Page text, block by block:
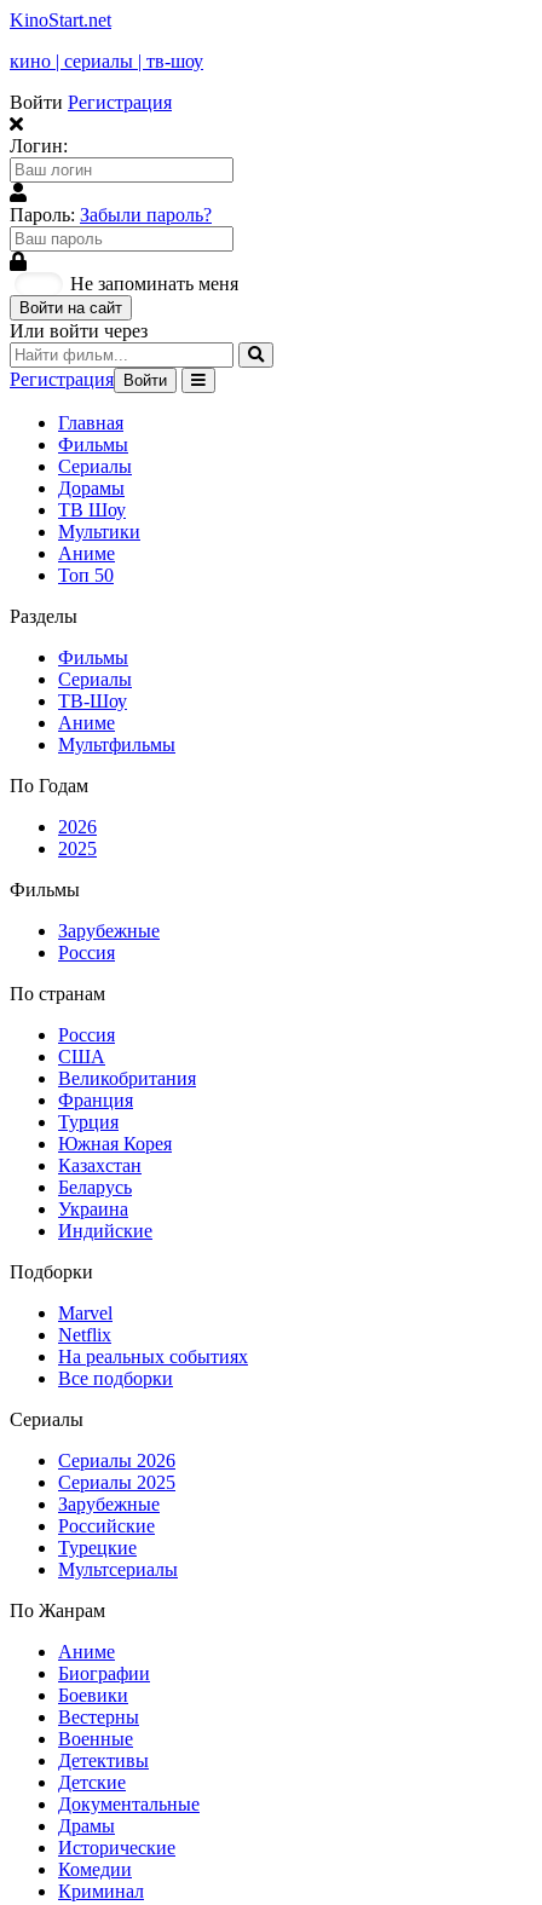
KinoStart.net
кино | сериалы | тв-шоу
Войти Регистрация
Логин:
Пароль: Забыли пароль?
Не запоминать меня
Войти на сайт
Или войти через
Регистрация Войти
Главная
Фильмы
Сериалы
Дорамы
ТВ Шоу
Мультики
Аниме
Топ 50
Разделы
Фильмы
Сериалы
ТВ-Шоу
Аниме
Мультфильмы
По Годам
2026
2025
Фильмы
Зарубежные
Россия
По странам
Россия
США
Великобритания
Франция
Турция
Южная Корея
Казахстан
Беларусь
Украина
Индийские
Подборки
Marvel
Netflix
На реальных событиях
Все подборки
Сериалы
Сериалы 2026
Сериалы 2025
Зарубежные
Российские
Турецкие
Мультсериалы
По Жанрам
Аниме
Биографии
Боевики
Вестерны
Военные
Детективы
Детские
Документальные
Драмы
Исторические
Комедии
Криминал